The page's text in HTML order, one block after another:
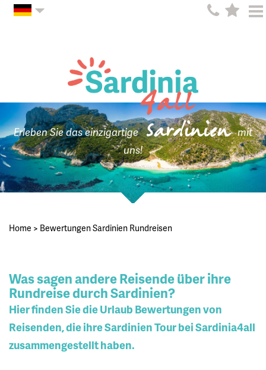
Erleben Sie das einzigartige Sardinien mit
uns!
Home > Bewertungen Sardinien Rundreisen
Was sagen andere Reisende über ihre
Rundreise durch Sardinien?
Hier finden Sie die Urlaub Bewertungen von
Reisenden, die ihre Sardinien Tour bei Sardinia4all
zusammengestellt haben.